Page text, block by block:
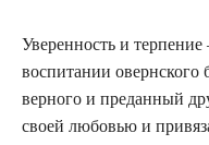
Уверенность и
воспитании
верного и преданный
своей любовью и